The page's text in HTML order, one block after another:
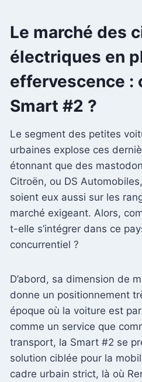
Le marché des
électriques en
effervescence :
Smart #2 ?
Le segment des petites
urbaines explose ces
étonnant que des
Citroën, ou DS
soient eux aussi sur les
marché exigeant. Alors,
t-elle s’intégrer dans ce
concurrentiel ?
D’abord, sa dimension de
donne un positionnement
époque où la voiture est
comme un service que
transport, la Smart #2 se
solution ciblée pour la
cadre urbain strict, là où